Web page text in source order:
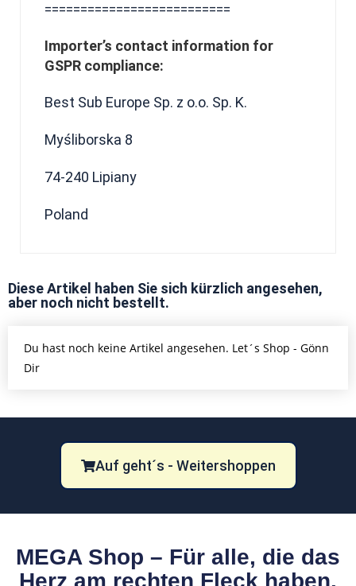
==========================
Importer’s contact information for
GSPR compliance:
Best Sub Europe Sp. z o.o. Sp. K.
Myśliborska 8
74-240 Lipiany
Poland
Diese Artikel haben Sie sich kürzlich angesehen,
aber noch nicht bestellt.
Du hast noch keine Artikel angesehen. Let´s Shop - Gönn
Dir
Auf geht´s - Weitershoppen
MEGA Shop – Für alle, die das
Herz am rechten Fleck haben.